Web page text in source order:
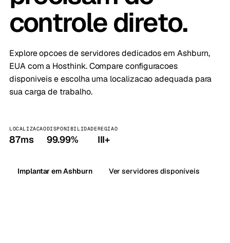
controle direto.
Explore opcoes de servidores dedicados em Ashburn,
EUA com a Hosthink. Compare configuracoes
disponiveis e escolha uma localizacao adequada para
sua carga de trabalho.
LOCALIZACAO
87ms
DISPONIBILIDADE
99.99%
REGIAO
III+
Implantar em Ashburn Ver servidores disponíveis